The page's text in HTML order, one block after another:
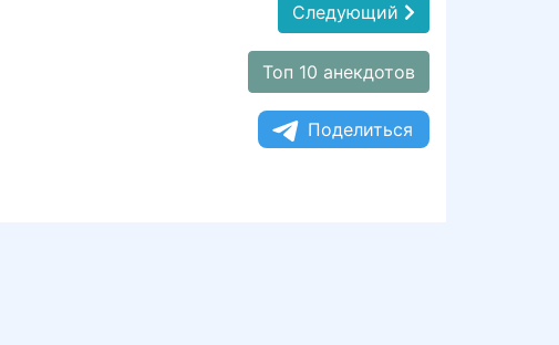
Следующий
Топ 10 анекдотов
Поделиться